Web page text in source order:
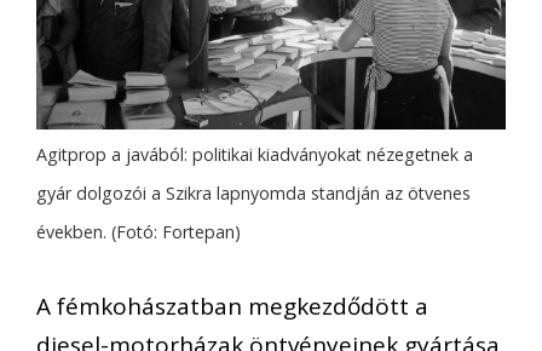
Agitprop a javából: politikai kiadványokat nézegetnek a
gyár dolgozói a Szikra lapnyomda standján az ötvenes
években. (Fotó: Fortepan)
A fémkohászatban megkezdődött a